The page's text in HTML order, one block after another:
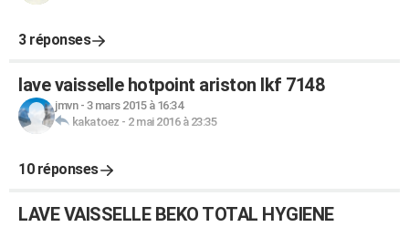
3 réponses
lave vaisselle hotpoint ariston lkf 7148
jmvn- 3 mars 2015 à 16:34
kakatoez - 2 mai 2016 à 23:35
10 réponses
LAVE VAISSELLE BEKO TOTAL HYGIENE